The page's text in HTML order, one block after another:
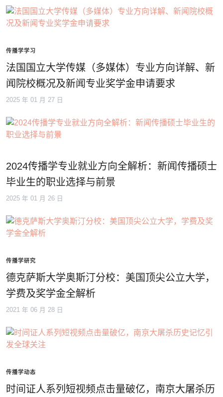
传播学学习
法国国立大学传媒（多媒体）专业方向详解、新
闻院校概况及新闻专业奖学金申请要求
2025 年 01 月 27 日
2024传播学专业就业方向全解析：新闻传播硕士
毕业生的职业选择与前景
2025 年 01 月 26 日
传播学研究
德克萨斯大学奥斯汀分校：美国顶尖公立大学，
学费及奖学金全解析
2021 年 06 月 28 日
传播学动态
时间证人系列短视频点击量破亿，南京大屠杀历